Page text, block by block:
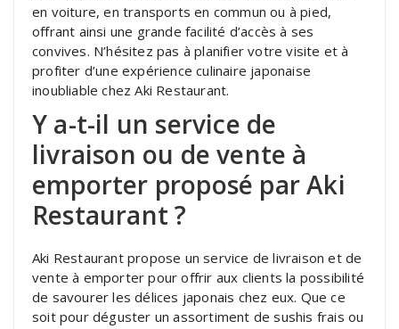
en voiture, en transports en commun ou à pied,
offrant ainsi une grande facilité d’accès à ses
convives. N’hésitez pas à planifier votre visite et à
profiter d’une expérience culinaire japonaise
inoubliable chez Aki Restaurant.
Y a-t-il un service de
livraison ou de vente à
emporter proposé par Aki
Restaurant ?
Aki Restaurant propose un service de livraison et de
vente à emporter pour offrir aux clients la possibilité
de savourer les délices japonais chez eux. Que ce
soit pour déguster un assortiment de sushis frais ou